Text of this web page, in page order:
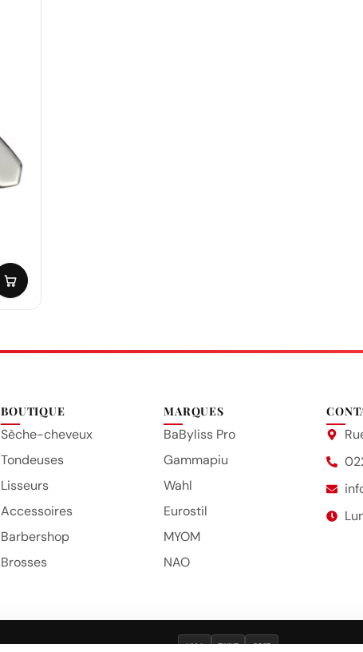
BOUTIQUE
Sèche-cheveux
Tondeuses
Lisseurs
Accessoires
Barbershop
Brosses
MARQUES
BaByliss Pro
Gammapiu
Wahl
Eurostil
MYOM
NAO
VISA TWINT POST